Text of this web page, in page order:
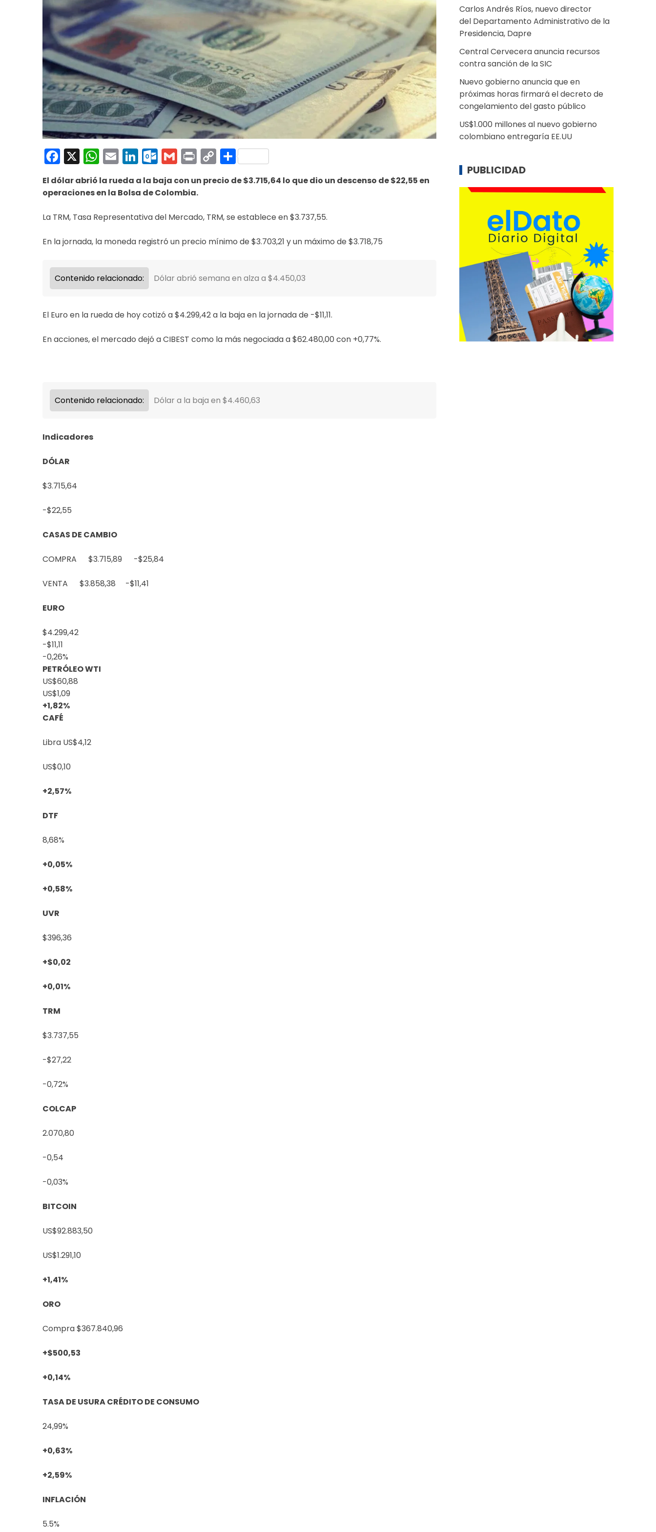
Facebook
X WhatsApp
EmailLinkedIn
Outlook.com
Gmail
PrintCopy
Link
Compartir
El dólar abrió la rueda a la baja con un precio de $3.715,64 lo que dio un descenso de $22,55 en
operaciones en la Bolsa de Colombia.
La TRM, Tasa Representativa del Mercado, TRM, se establece en $3.737,55.
En la jornada, la moneda registró un precio mínimo de $3.703,21 y un máximo de $3.718,75
Contenido relacionado: Dólar abrió semana en alza a $4.450,03
El Euro en la rueda de hoy cotizó a $4.299,42 a la baja en la jornada de -$11,11.
En acciones, el mercado dejó a CIBEST como la más negociada a $62.480,00 con +0,77%.
Contenido relacionado: Dólar a la baja en $4.460,63
Indicadores
DÓLAR
$3.715,64
-$22,55
CASAS DE CAMBIO
COMPRA $3.715,89 -$25,84
VENTA $3.858,38 -$11,41
EURO
$4.299,42
-$11,11
-0,26%
PETRÓLEO WTI
US$60,88
US$1,09
+1,82%
CAFÉ
Libra US$4,12
US$0,10
+2,57%
DTF
8,68%
+0,05%
+0,58%
UVR
$396,36
+$0,02
+0,01%
TRM
$3.737,55
-$27,22
-0,72%
COLCAP
2.070,80
-0,54
-0,03%
BITCOIN
US$92.883,50
US$1.291,10
+1,41%
ORO
Compra $367.840,96
+$500,53
+0,14%
TASA DE USURA CRÉDITO DE CONSUMO
24,99%
+0,63%
+2,59%
INFLACIÓN
5.5%
Carlos Andrés Ríos, nuevo director
del Departamento Administrativo de la
Presidencia, Dapre
Central Cervecera anuncia recursos
contra sanción de la SIC
Nuevo gobierno anuncia que en
próximas horas firmará el decreto de
congelamiento del gasto público
US$1.000 millones al nuevo gobierno
colombiano entregaría EE.UU
PUBLICIDAD